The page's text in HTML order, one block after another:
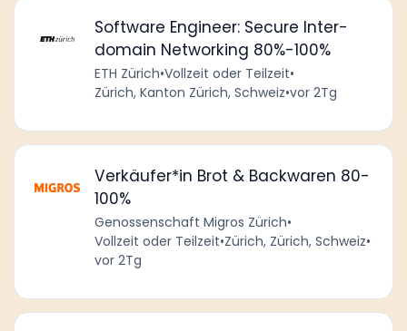
Software Engineer: Secure Inter-
domain Networking 80%-100%
ETH Zürich•Vollzeit oder Teilzeit•
Zürich, Kanton Zürich, Schweiz•vor 2Tg
Verkäufer*in Brot & Backwaren 80-
100%
Genossenschaft Migros Zürich•
Vollzeit oder Teilzeit•Zürich, Zürich, Schweiz•
vor 2Tg